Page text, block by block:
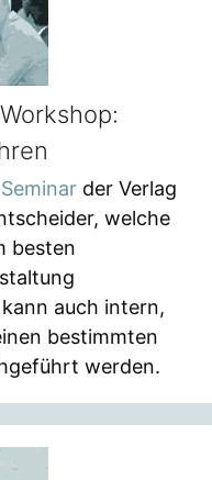
der Verlag
welche
besten
kann auch intern,
bestimmten
werden.